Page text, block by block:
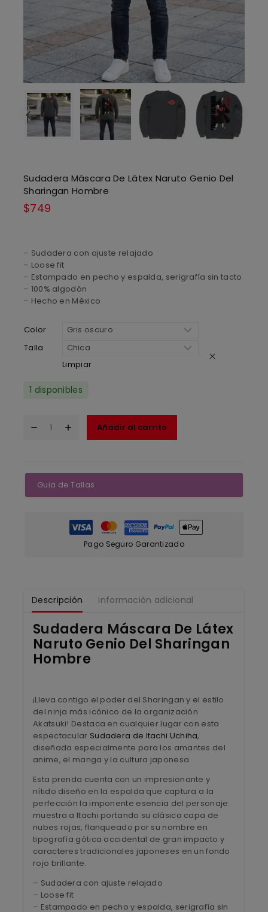
Sudadera Máscara De Látex Naruto Genio Del
Sharingan Hombre
$749
– Sudadera con ajuste relajado
– Loose fit
– Estampado en pecho y espalda, serigrafía sin tacto
– 100% algodón
– Hecho en México
Color
Talla
Limpiar
1 disponibles
Añadir al carrito
Guia de Tallas
Pago Seguro Garantizado
Descripción Información adicional
Sudadera Máscara De Látex
Naruto Genio Del Sharingan
Hombre
¡Lleva contigo el poder del Sharingan y el estilo
del ninja más icónico de la organización
Akatsuki! Destaca en cualquier lugar con esta
espectacular Sudadera de Itachi Uchiha,
diseñada especialmente para los amantes del
anime, el manga y la cultura japonesa.
Esta prenda cuenta con un impresionante y
nítido diseño en la espalda que captura a la
perfección la imponente esencia del personaje:
muestra a Itachi portando su clásica capa de
nubes rojas, flanqueado por su nombre en
tipografía gótica occidental de gran impacto y
caracteres tradicionales japoneses en un fondo
rojo brillante.
– Sudadera con ajuste relajado
– Loose fit
– Estampado en pecho y espalda, serigrafía sin